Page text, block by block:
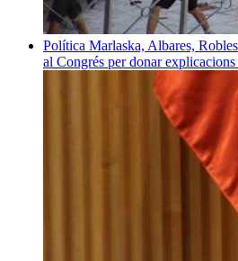
Política Marlaska, Albares,
al Congrés per donar explicacions